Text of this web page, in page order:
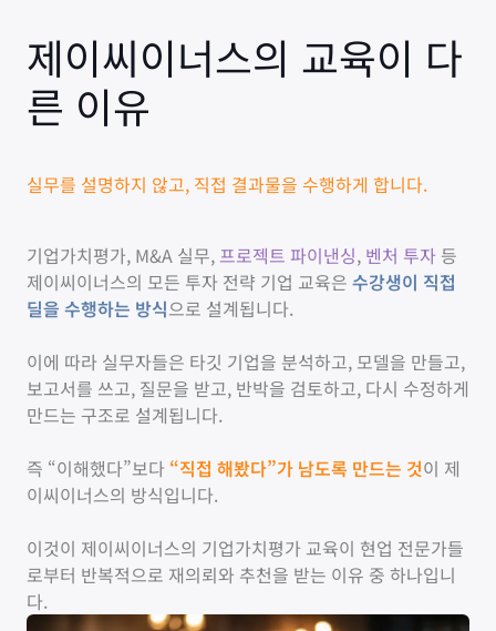
제이씨이너스의 교육이 다
른 이유
실무를 설명하지 않고, 직접 결과물을 수행하게 합니다.
기업가치평가, M&A 실무, 프로젝트 파이낸싱, 벤처 투자 등
제이씨이너스의 모든 투자 전략 기업 교육은 수강생이 직접
딜을 수행하는 방식으로 설계됩니다.
이에 따라 실무자들은 타깃 기업을 분석하고, 모델을 만들고,
보고서를 쓰고, 질문을 받고, 반박을 검토하고, 다시 수정하게
만드는 구조로 설계됩니다.
즉 “이해했다”보다 “직접 해봤다”가 남도록 만드는 것이 제
이씨이너스의 방식입니다.
이것이 제이씨이너스의 기업가치평가 교육이 현업 전문가들
로부터 반복적으로 재의뢰와 추천을 받는 이유 중 하나입니
다.